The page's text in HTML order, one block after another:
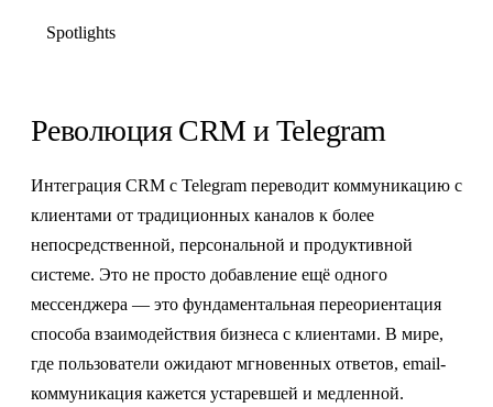
Spotlights
Революция CRM и Telegram
Интеграция CRM с Telegram переводит коммуникацию с
клиентами от традиционных каналов к более
непосредственной, персональной и продуктивной
системе. Это не просто добавление ещё одного
мессенджера — это фундаментальная переориентация
способа взаимодействия бизнеса с клиентами. В мире,
где пользователи ожидают мгновенных ответов, email-
коммуникация кажется устаревшей и медленной.